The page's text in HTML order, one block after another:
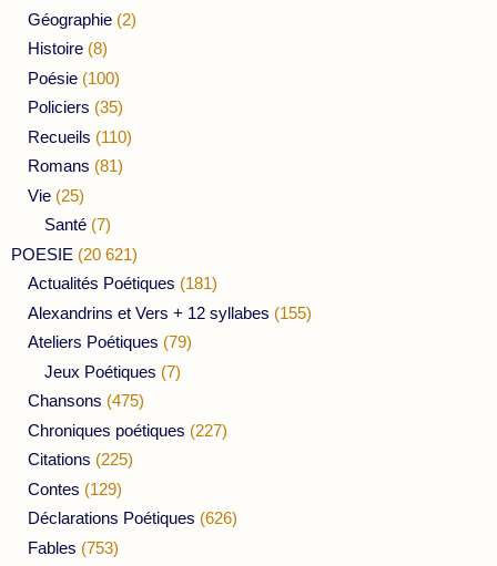
Géographie (2)
Histoire (8)
Poésie (100)
Policiers (35)
Recueils (110)
Romans (81)
Vie (25)
Santé (7)
POESIE (20 621)
Actualités Poétiques (181)
Alexandrins et Vers + 12 syllabes (155)
Ateliers Poétiques (79)
Jeux Poétiques (7)
Chansons (475)
Chroniques poétiques (227)
Citations (225)
Contes (129)
Déclarations Poétiques (626)
Fables (753)